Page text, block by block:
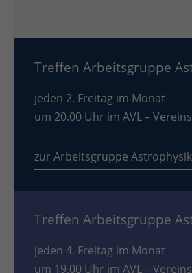
Treffen Arbeitsgruppe
jeden 2. Freitag im Monat
um 20.00 Uhr im AVL –
zur Arbeitsgruppe Astrophysik
Treffen Arbeitsgruppe
jeden 4. Freitag im Monat
um 19.00 Uhr im AVL –